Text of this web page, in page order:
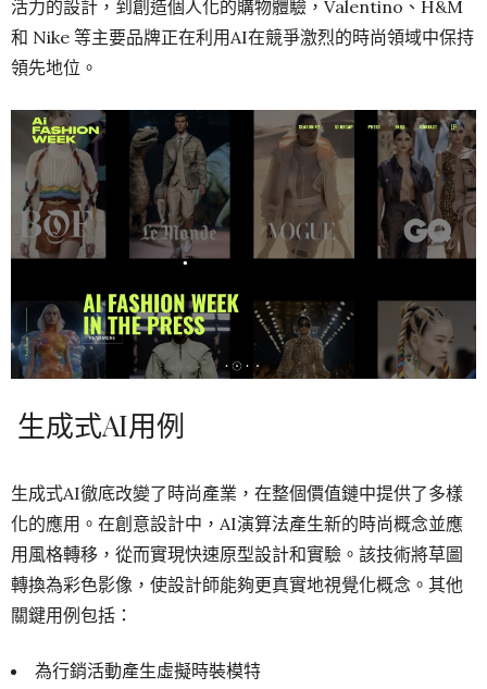
活力的設計，到創造個人化的購物體驗，Valentino、H&M
和 Nike 等主要品牌正在利用AI在競爭激烈的時尚領域中保持
領先地位。
生成式AI用例
生成式AI徹底改變了時尚產業，在整個價值鏈中提供了多樣
化的應用。在創意設計中，AI演算法產生新的時尚概念並應
用風格轉移，從而實現快速原型設計和實驗。該技術將草圖
轉換為彩色影像，使設計師能夠更真實地視覺化概念。其他
關鍵用例包括：
為行銷活動產生虛擬時裝模特